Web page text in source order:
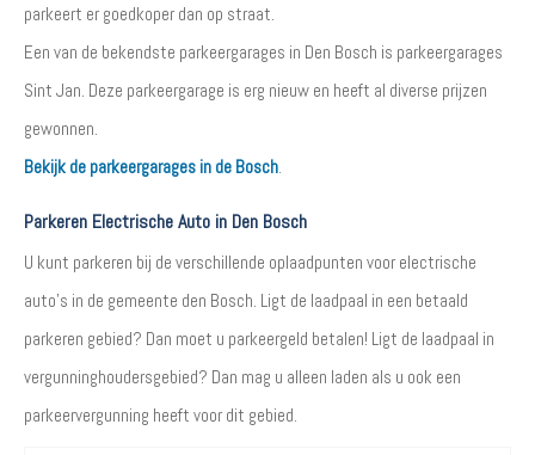
parkeert er goedkoper dan op straat.
Een van de bekendste parkeergarages in Den Bosch is parkeergarages
Sint Jan. Deze parkeergarage is erg nieuw en heeft al diverse prijzen
gewonnen.
Bekijk de parkeergarages in de Bosch
Parkeren Electrische Auto in Den Bosch
U kunt parkeren bij de verschillende oplaadpunten voor electrische
auto's in de gemeente den Bosch. Ligt de laadpaal in een betaald
parkeren gebied? Dan moet u parkeergeld betalen! Ligt de laadpaal in
vergunninghoudersgebied? Dan mag u alleen laden als u ook een
parkeervergunning heeft voor dit gebied.